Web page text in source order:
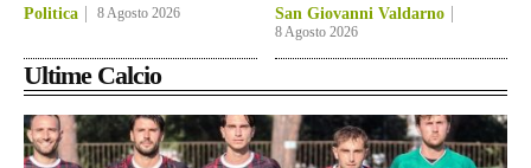
Politica 8 Agosto 2026 San Giovanni Valdarno
8 Agosto 2026
Ultime Calcio